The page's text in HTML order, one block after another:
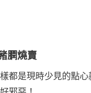
膶燒賣
都是現時少見的點